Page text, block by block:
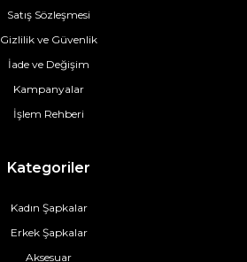
Satış Sözleşmesi
Gizlilik ve Güvenlik
İade ve Değişim
Kampanyalar
İşlem Rehberi
Kategoriler
Kadın Şapkalar
Erkek Şapkalar
Aksesuar